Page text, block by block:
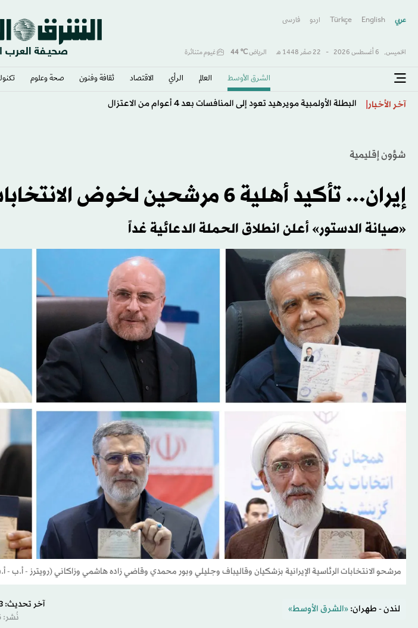
عربي English
Türkçe اردو فارسى
الخميس, 6 أغسطس 2026 - 22 صفَر 1448 هـ الرياض℃
44 غيوم متناثرة
الشرق الأوسط​ العالم الرأي الاقتصاد ثقافة وفنون صحة وعلوم
آخر الأخبار البطلة الأولمبية مويرهيد تعود إلى المنافسات بعد 4 أعوام من الاعتزال
شؤون إقليمية
إيران... تأكيد أهلية 6 مرشحين لخوض الانتخابات الرئاسية
«صيانة الدستور» أعلن انطلاق الحملة الدعائية غداً
مرشحو الانتخابات الرئاسية الإيرانية بزشكيان وقاليباف وجليلي وبور محمدي وقاضي زاده هاشمي وزاكاني (رويترز - أ.ب
لندن - طهران: «الشرق الأوسط»
آخر تحديث: 18:43-9 يونيو 2024 م ـ 03 ذو الحِجّة 1445 هـ
نُشر: 11:56-9 يونيو 2024 م ـ 03 ذو الحِجّة 1445 هـ